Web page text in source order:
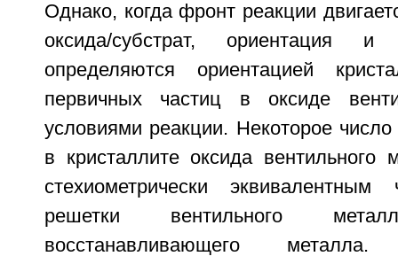
Однако, когда фронт реакции
оксида/субстрат, ориентация
определяются ориентацией
первичных частиц в оксиде
условиями реакции. Некоторое
в кристаллите оксида вентильного
стехиометрически эквивалентным
решетки вентильного
восстанавливающего